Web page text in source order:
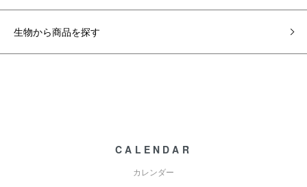
生物から商品を探す
CALENDAR
カレンダー